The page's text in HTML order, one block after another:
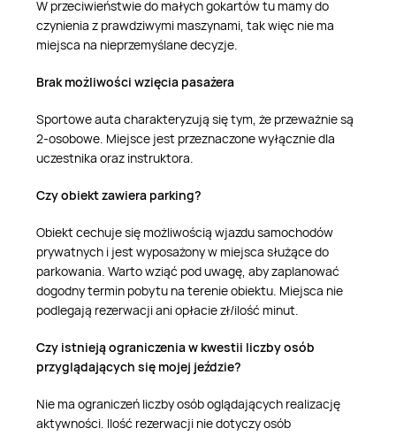
W przeciwieństwie do małych gokartów tu mamy do
czynienia z prawdziwymi maszynami, tak więc nie ma
miejsca na nieprzemyślane decyzje.
Brak możliwości wzięcia pasażera
Sportowe auta charakteryzują się tym, że przeważnie są
2-osobowe. Miejsce jest przeznaczone wyłącznie dla
uczestnika oraz instruktora.
Czy obiekt zawiera parking?
Obiekt cechuje się możliwością wjazdu samochodów
prywatnych i jest wyposażony w miejsca służące do
parkowania. Warto wziąć pod uwagę, aby zaplanować
dogodny termin pobytu na terenie obiektu. Miejsca nie
podlegają rezerwacji ani opłacie zł/ilość minut.
Czy istnieją ograniczenia w kwestii liczby osób
przyglądających się mojej jeździe?
Nie ma ograniczeń liczby osób oglądających realizację
aktywności. Ilość rezerwacji nie dotyczy osób